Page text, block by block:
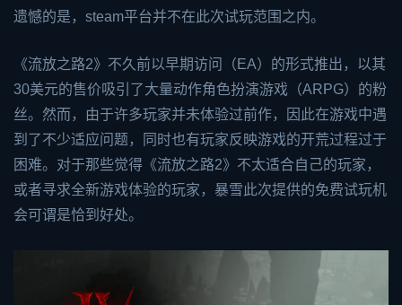
遗憾的是， steam平台并不在此次试玩范围之内。
《流放之路2》不久前以早期访问（EA）的形式推出，以其
30美元的售价吸引了大量动作角色扮演游戏（ARPG）的粉
丝。然而，由于许多玩家并未体验过前作，因此在游戏中遇
到了不少适应问题，同时也有玩家反映游戏的开荒过程过于
困难。对于那些觉得《流放之路2》不太适合自己的玩家，
或者寻求全新游戏体验的玩家，暴雪此次提供的免费试玩机
会可谓是恰到好处。